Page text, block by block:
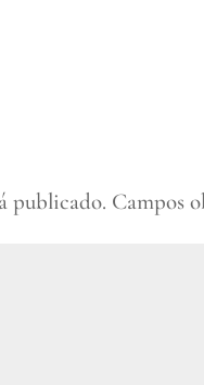
publicado. Campos